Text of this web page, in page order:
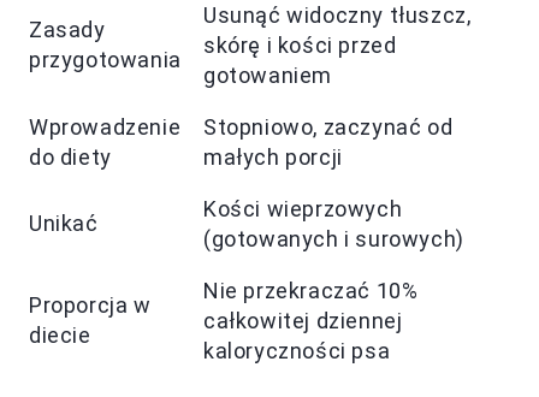
Zasady
przygotowania
Usunąć widoczny tłuszcz,
skórę i kości przed
gotowaniem
Wprowadzenie
do diety
Stopniowo, zaczynać od
małych porcji
Unikać
Kości wieprzowych
(gotowanych i surowych)
Proporcja w
diecie
Nie przekraczać 10%
całkowitej dziennej
kaloryczności psa